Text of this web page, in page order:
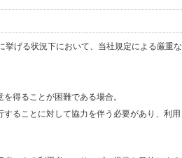
げる状況下において、当社規定による厳重な
得ることが困難である場合。
ることに対して協力を伴う必要があり、利用